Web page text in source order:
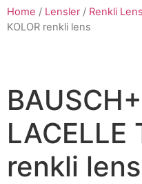
Home / Lensler/ Renkli Lens
KOLOR renkli lens
LACELLE
renkli lens